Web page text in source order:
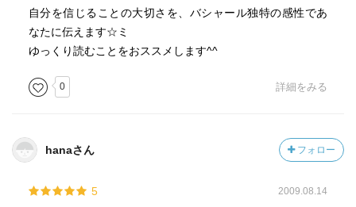
今現在やっていることを信頼することです。
そして、パワーのすべてを今もっている、
ということを信頼するのです。
自分を信じることの大切さを、バシャール独特の感性であ
なたに伝えます☆ミ
ゆっくり読むことをおススメします^^
0 詳細をみる
hanaさん フォロー
5 2009.08.14